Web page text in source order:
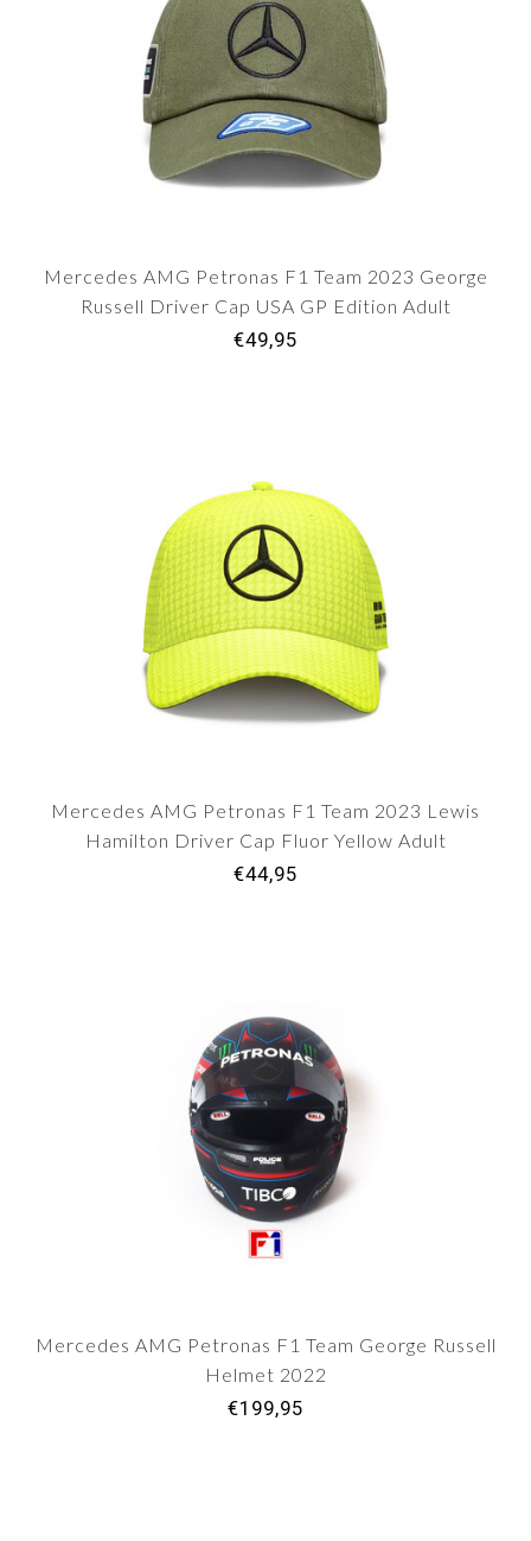
Mercedes AMG Petronas F1 Team 2023 George
Russell Driver Cap USA GP Edition Adult
€49,95
Mercedes AMG Petronas F1 Team 2023 Lewis
Hamilton Driver Cap Fluor Yellow Adult
€44,95
Mercedes AMG Petronas F1 Team George Russell
Helmet 2022
€199,95